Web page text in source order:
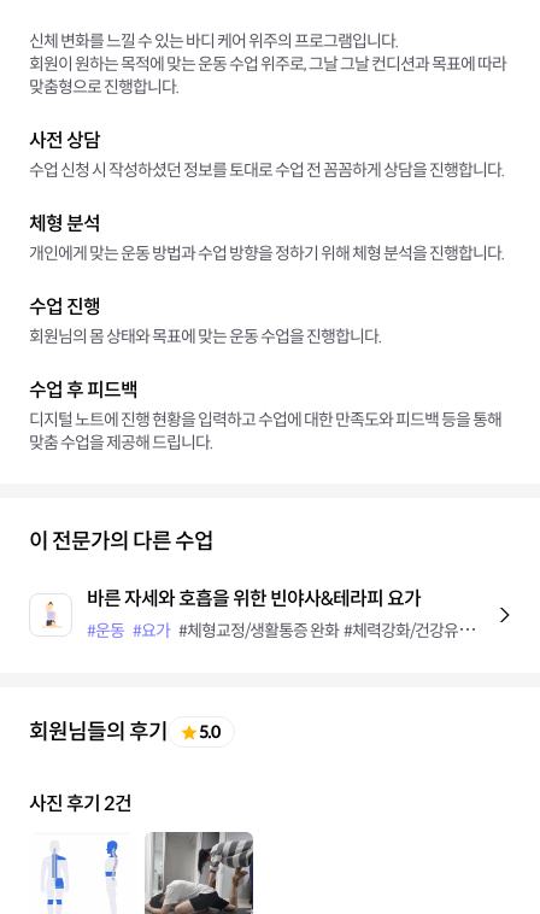
신체 변화를 느낄 수 있는 바디 케어 위주의 프로그램입니다.
회원이 원하는 목적에 맞는 운동 수업 위주로, 그날 그날 컨디션과 목표에 따라
맞춤형으로 진행합니다.
사전 상담
수업 신청 시 작성하셨던 정보를 토대로 수업 전 꼼꼼하게 상담을 진행합니다.
체형 분석
개인에게 맞는 운동 방법과 수업 방향을 정하기 위해 체형 분석을 진행합니다.
수업 진행
회원님의 몸 상태와 목표에 맞는 운동 수업을 진행합니다.
수업 후 피드백
디지털 노트에 진행 현황을 입력하고 수업에 대한 만족도와 피드백 등을 통해
맞춤 수업을 제공해 드립니다.
이 전문가의 다른 수업
바른 자세와 호흡을 위한 빈야사&테라피 요가
#운동 #요가 #체형교정/생활통증 완화 #체력강화/건강유지
회원님들의 후기 5.0
사진 후기 2건